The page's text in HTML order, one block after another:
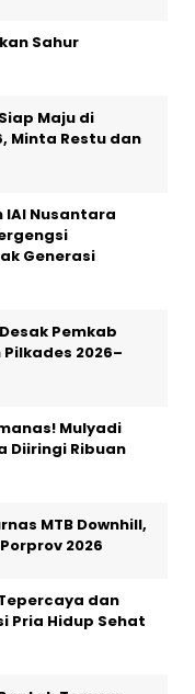
Sahur
Maju di
Minta Restu dan
IAI Nusantara
Generasi
Pemkab
2026–
Mulyadi
Diiringi Ribuan
MTB Downhill,
2026
dan
Pria Hidup Sehat